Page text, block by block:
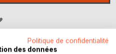
Politique de confidentialité
des données